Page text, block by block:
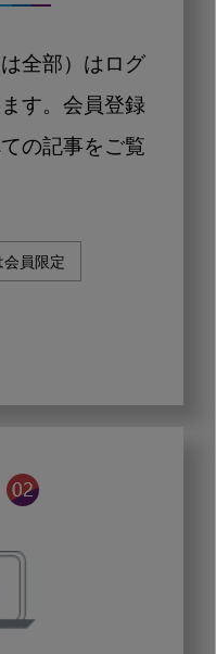
全部）はログ
す。会員登録
の記事をご覧
会員限定